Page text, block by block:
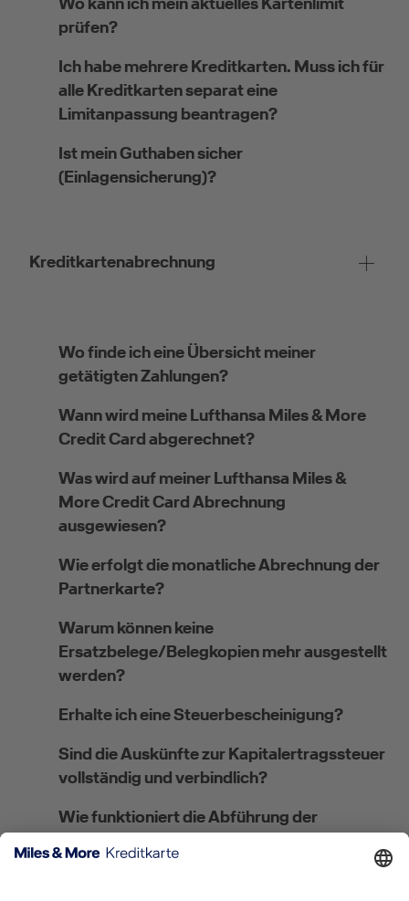
prüfen?
Ich habe mehrere Kreditkarten. Muss ich für
alle Kreditkarten separat eine
Limitanpassung beantragen?
Ist mein Guthaben sicher
(Einlagensicherung)?
Kreditkartenabrechnung
Wo finde ich eine Übersicht meiner
getätigten Zahlungen?
Wann wird meine Lufthansa Miles & More
Credit Card abgerechnet?
Was wird auf meiner Lufthansa Miles &
More Credit Card Abrechnung
ausgewiesen?
Wie erfolgt die monatliche Abrechnung der
Partnerkarte?
Warum können keine
Ersatzbelege/Belegkopien mehr ausgestellt
werden?
Erhalte ich eine Steuerbescheinigung?
Sind die Auskünfte zur Kapitalertragssteuer
vollständig und verbindlich?
Wie funktioniert die Abführung der
Kirchensteuer?